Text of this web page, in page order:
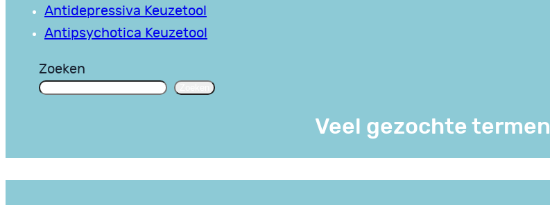
Antidepressiva Keuzetool
Antipsychotica Keuzetool
Zoeken
Veel gezochte termen